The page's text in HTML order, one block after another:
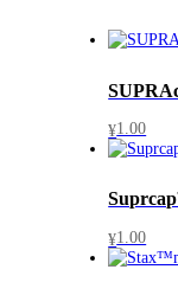
¥1.00
¥1.00